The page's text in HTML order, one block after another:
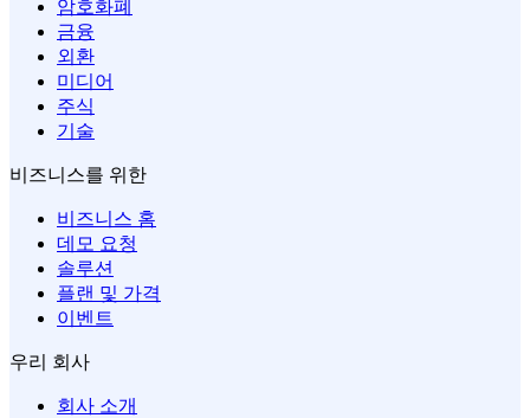
암호화폐
금융
외환
미디어
주식
기술
비즈니스를 위한
비즈니스 홈
데모 요청
솔루션
플랜 및 가격
이벤트
우리 회사
회사 소개